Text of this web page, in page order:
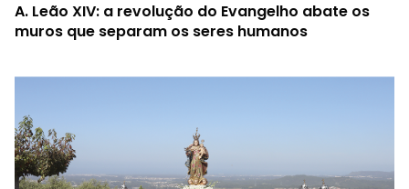
A. Leão XIV: a revolução do Evangelho abate os
muros que separam os seres humanos